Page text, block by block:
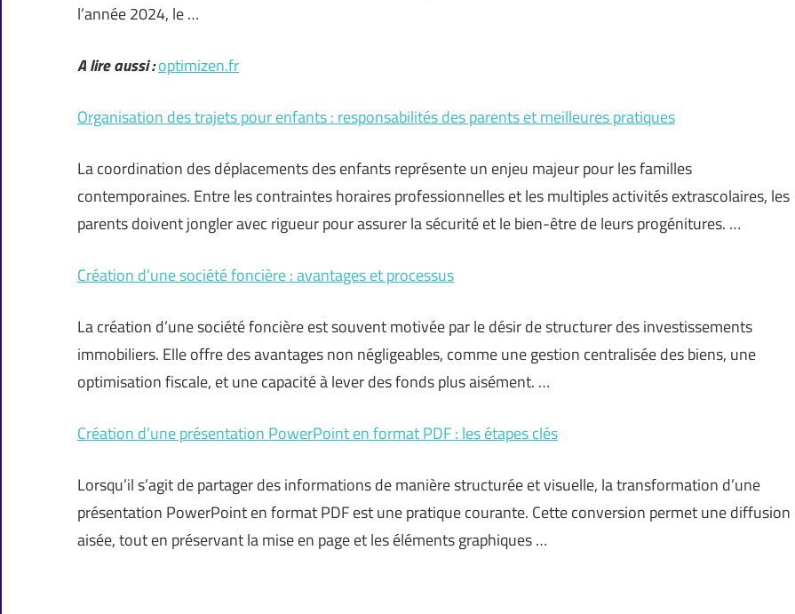
l’année 2024, le …
A lire aussi :optimizen.fr
Organisation des trajets pour enfants : responsabilités des parents et meilleures pratiques
La coordination des déplacements des enfants représente un enjeu majeur pour les familles
contemporaines. Entre les contraintes horaires professionnelles et les multiples activités extrascolaires, les
parents doivent jongler avec rigueur pour assurer la sécurité et le bien-être de leurs progénitures. …
Création d’une société foncière : avantages et processus
La création d’une société foncière est souvent motivée par le désir de structurer des investissements
immobiliers. Elle offre des avantages non négligeables, comme une gestion centralisée des biens, une
optimisation fiscale, et une capacité à lever des fonds plus aisément. …
Création d’une présentation PowerPoint en format PDF : les étapes clés
Lorsqu’il s’agit de partager des informations de manière structurée et visuelle, la transformation d’une
présentation PowerPoint en format PDF est une pratique courante. Cette conversion permet une diffusion
aisée, tout en préservant la mise en page et les éléments graphiques …